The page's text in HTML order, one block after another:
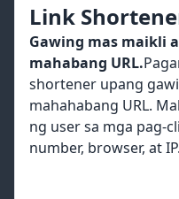
Link
Gawing mas maikli
mahabang URL.
shortener upang
mahahabang URL.
ng user sa mga pag-
number, browser, at IP.